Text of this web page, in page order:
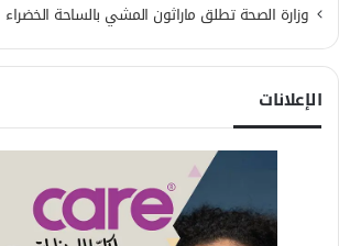
وزارة الصحة تطلق ماراثون المشي بالساحة الخضراء
الإعلانات